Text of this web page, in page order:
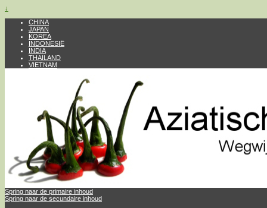
↓
CHINA
JAPAN
KOREA
INDONESIË
INDIA
THAILAND
VIETNAM
Spring naar de primaire inhoud
Spring naar de secundaire inhoud